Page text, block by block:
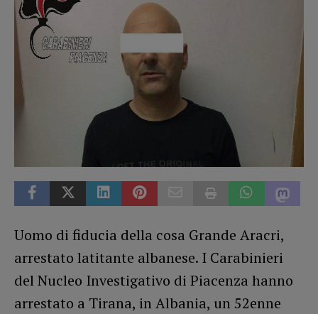
Uomo di fiducia della cosa Grande Aracri,
arrestato latitante albanese. I Carabinieri
del Nucleo Investigativo di Piacenza hanno
arrestato a Tirana, in Albania, un 52enne